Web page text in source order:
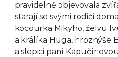
pravidelně objevovala
starají se svými rodiči
kocourka Mikyho, želvu
a králíka Huga, hroznýše
a slepici paní